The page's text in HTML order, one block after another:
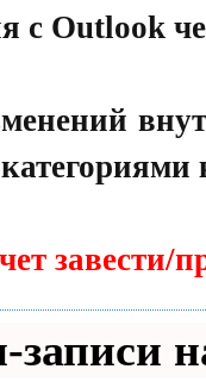
c Outlook